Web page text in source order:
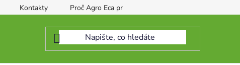
Kontakty Proč Agro Eca protect